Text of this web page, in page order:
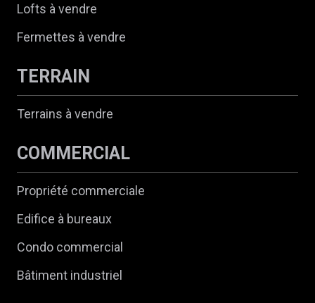
Lofts à vendre
Fermettes à vendre
TERRAIN
Terrains à vendre
COMMERCIAL
Propriété commerciale
Edifice à bureaux
Condo commercial
Bâtiment industriel